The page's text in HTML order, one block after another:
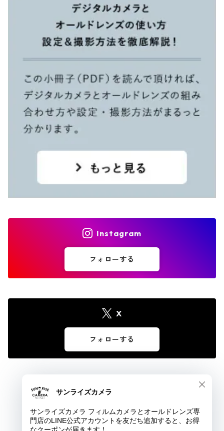
Instagram
フォローする
X
フォローする
© サンライズカメラ フィルムカメラとオールドレンズ専門店